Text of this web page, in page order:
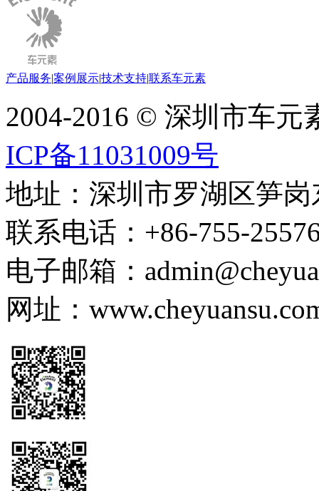
产品服务|案例展示|技术支持|联系车元素
2004-2016 © 深圳市车
ICP备11031009号
地址：深圳市罗湖区笋
联系电话：+86-755-
电子邮箱：
网址：